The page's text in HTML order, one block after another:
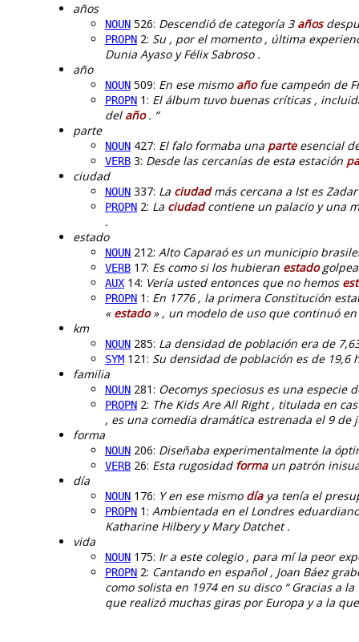
años
NOUN 526: Descendió de categoría 3 años
PROPN 2: Su , por el momento , última
Dunia Ayaso y Félix Sabroso .
año
NOUN 509: En ese mismo añofue campeón de
PROPN 1: El álbum tuvo buenas críticas ,
del año. “
parte
NOUN 427: El falo formaba una parteesencial
VERB 3: Desde las cercanías de esta estación
ciudad
NOUN 337: La ciudadmás cercana a Ist es
PROPN 2: La ciudadcontiene un palacio y una
.
estado
NOUN 212: Alto Caparaó es un municipio
VERB 17: Es como si los hubieran estado
AUX 14: Vería usted entonces que no hemos
PROPN 1: En 1776 , la primera Constitución
« estado» , un modelo de uso que continuó en
km
NOUN 285: La densidad de población era de
SYM 121: Su densidad de población es de 19,6
familia
NOUN 281: Oecomys speciosus es una especie
PROPN 2: The Kids Are All Right , titulada en
, es una comedia dramática estrenada el 9 de
forma
NOUN 206: Diseñaba experimentalmente la
VERB 26: Esta rugosidad formaun patrón
día
NOUN 176: Y en ese mismo díaya tenía el
PROPN 1: Ambientada en el Londres
Katharine Hilbery y Mary Datchet .
vida
NOUN 175: Ir a este colegio , para mí la peor
PROPN 2: Cantando en español , Joan Báez
como solista en 1974 en su disco “ Gracias a la
que realizó muchas giras por Europa y a la